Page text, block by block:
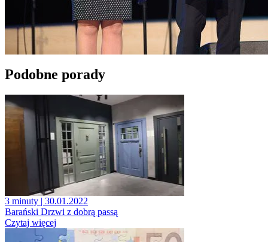
Podobne porady
3 minuty | 30.01.2022
Barański Drzwi z dobrą passą
Czytaj więcej